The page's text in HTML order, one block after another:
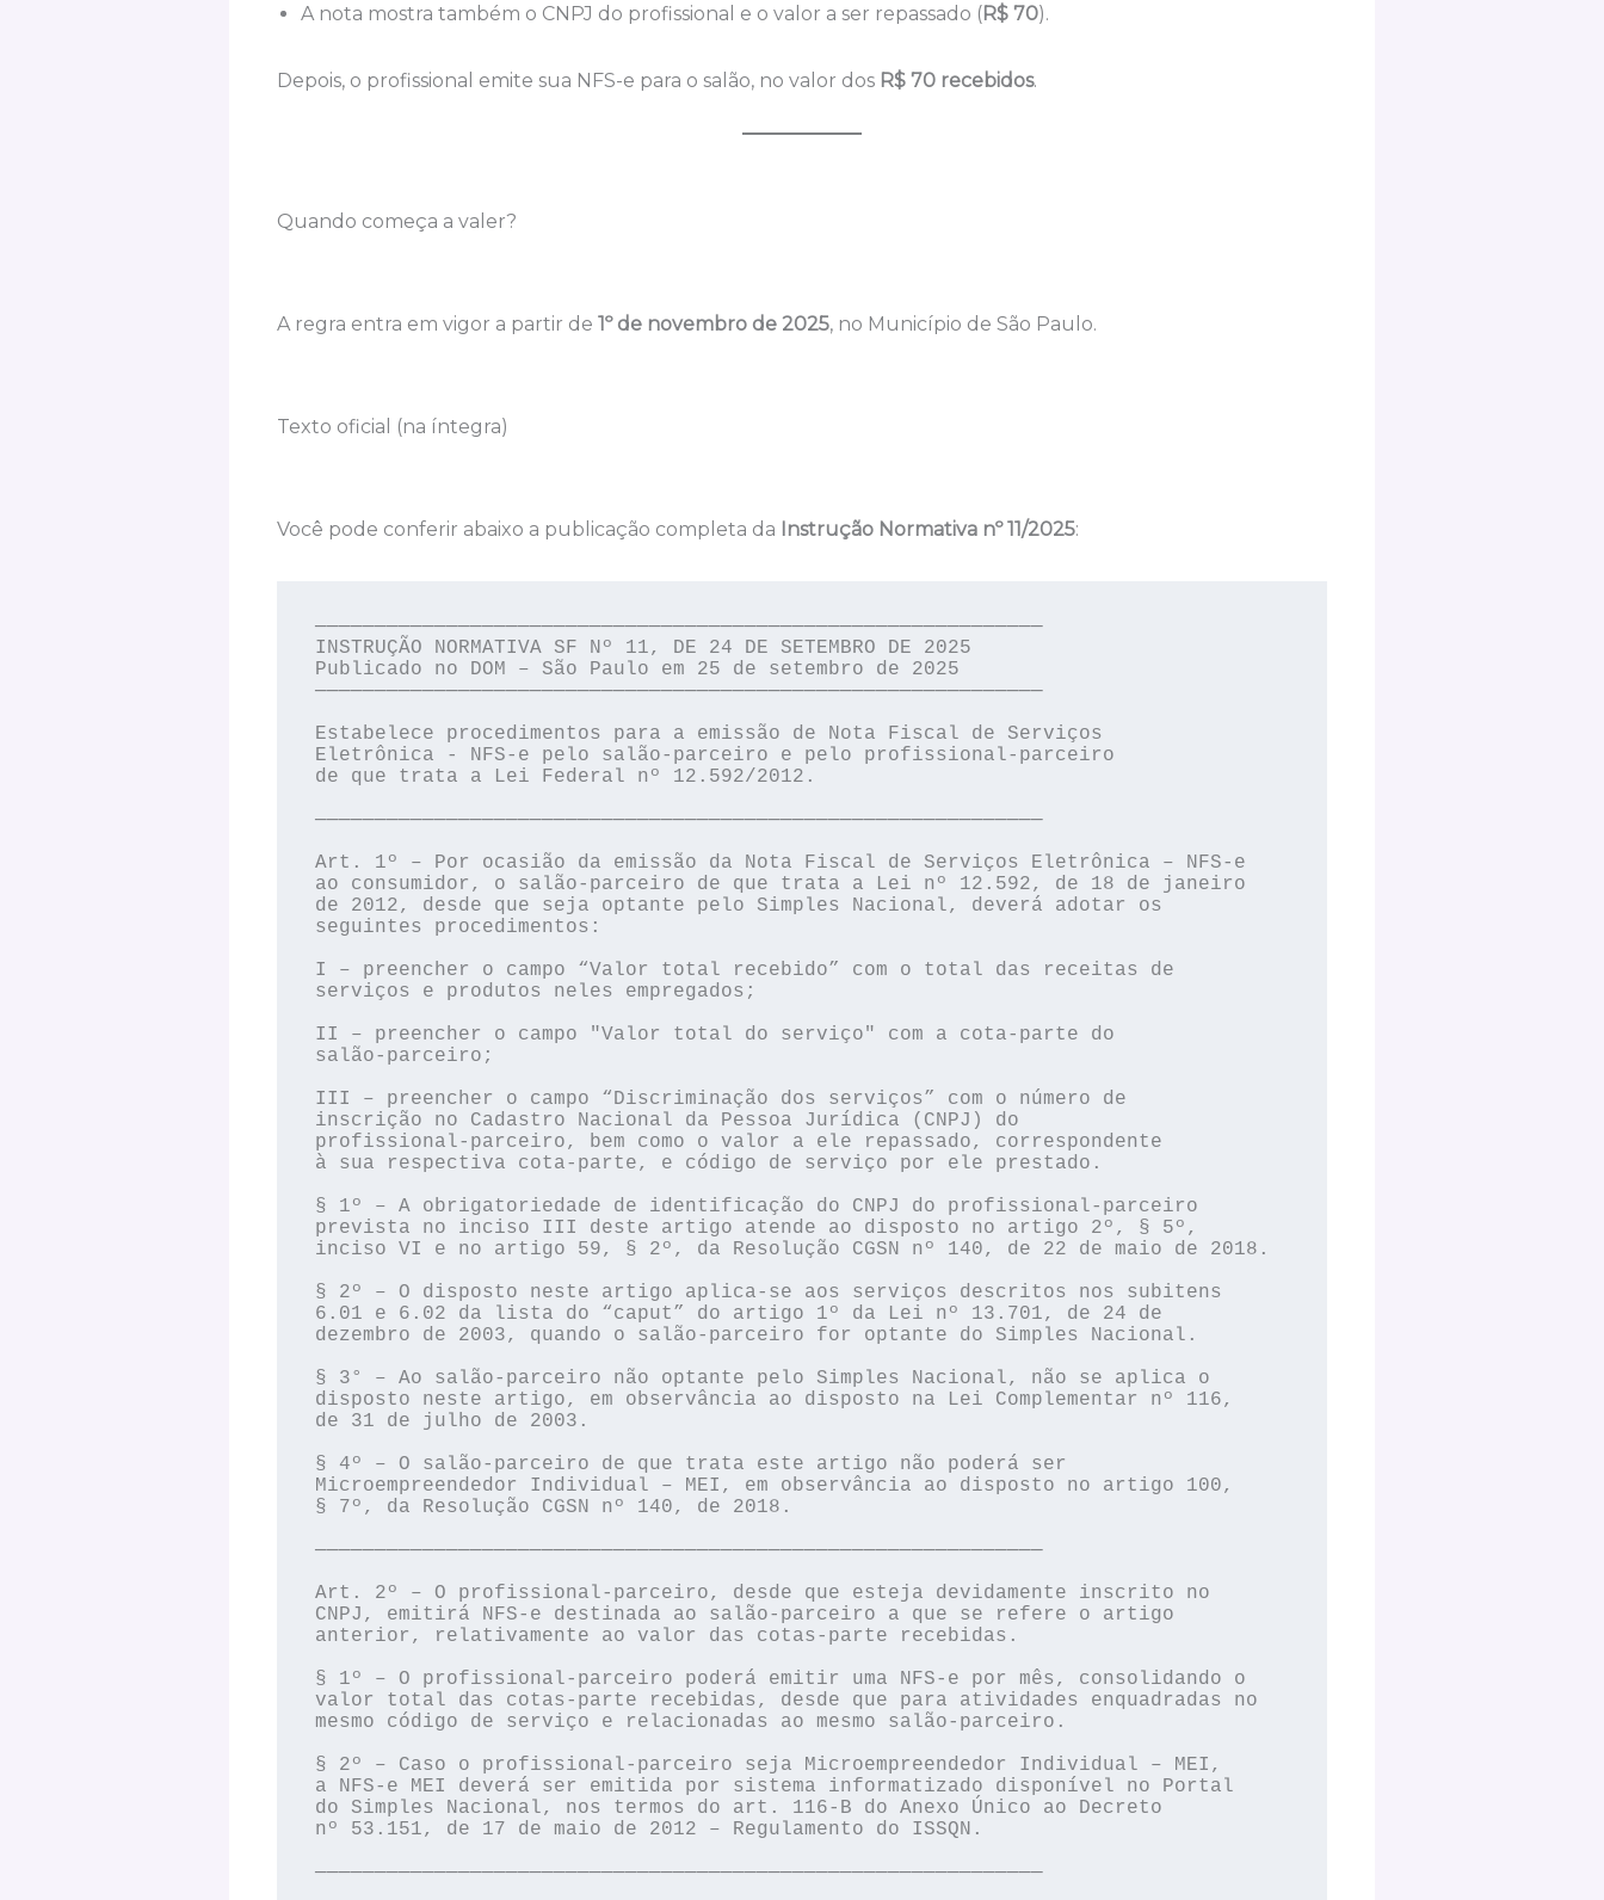
A nota mostra também o CNPJ do profissional e o valor a ser repassado (R$ 70).
Depois, o profissional emite sua NFS-e para o salão, no valor dos R$ 70 recebidos.
Quando começa a valer?
A regra entra em vigor a partir de 1º de novembro de 2025, no Município de São Paulo.
Texto oficial (na íntegra)
Você pode conferir abaixo a publicação completa da Instrução Normativa nº 11/2025:
─────────────────────────────────────────────────────────────
INSTRUÇÃO NORMATIVA SF Nº 11, DE 24 DE SETEMBRO DE 2025
Publicado no DOM – São Paulo em 25 de setembro de 2025
─────────────────────────────────────────────────────────────
Estabelece procedimentos para a emissão de Nota Fiscal de Serviços
Eletrônica - NFS-e pelo salão-parceiro e pelo profissional-parceiro
de que trata a Lei Federal nº 12.592/2012.
─────────────────────────────────────────────────────────────
Art. 1º – Por ocasião da emissão da Nota Fiscal de Serviços Eletrônica – NFS-e
ao consumidor, o salão-parceiro de que trata a Lei nº 12.592, de 18 de janeiro
de 2012, desde que seja optante pelo Simples Nacional, deverá adotar os
seguintes procedimentos:
I – preencher o campo “Valor total recebido” com o total das receitas de
serviços e produtos neles empregados;
II – preencher o campo "Valor total do serviço" com a cota-parte do
salão-parceiro;
III – preencher o campo “Discriminação dos serviços” com o número de
inscrição no Cadastro Nacional da Pessoa Jurídica (CNPJ) do
profissional-parceiro, bem como o valor a ele repassado, correspondente
à sua respectiva cota-parte, e código de serviço por ele prestado.
§ 1º – A obrigatoriedade de identificação do CNPJ do profissional-parceiro
prevista no inciso III deste artigo atende ao disposto no artigo 2º, § 5º,
inciso VI e no artigo 59, § 2º, da Resolução CGSN nº 140, de 22 de maio de 2018.
§ 2º – O disposto neste artigo aplica-se aos serviços descritos nos subitens
6.01 e 6.02 da lista do “caput” do artigo 1º da Lei nº 13.701, de 24 de
dezembro de 2003, quando o salão-parceiro for optante do Simples Nacional.
§ 3° – Ao salão-parceiro não optante pelo Simples Nacional, não se aplica o
disposto neste artigo, em observância ao disposto na Lei Complementar nº 116,
de 31 de julho de 2003.
§ 4º – O salão-parceiro de que trata este artigo não poderá ser
Microempreendedor Individual – MEI, em observância ao disposto no artigo 100,
§ 7º, da Resolução CGSN nº 140, de 2018.
─────────────────────────────────────────────────────────────
Art. 2º – O profissional-parceiro, desde que esteja devidamente inscrito no
CNPJ, emitirá NFS-e destinada ao salão-parceiro a que se refere o artigo
anterior, relativamente ao valor das cotas-parte recebidas.
§ 1º – O profissional-parceiro poderá emitir uma NFS-e por mês, consolidando o
valor total das cotas-parte recebidas, desde que para atividades enquadradas no
mesmo código de serviço e relacionadas ao mesmo salão-parceiro.
§ 2º – Caso o profissional-parceiro seja Microempreendedor Individual – MEI,
a NFS-e MEI deverá ser emitida por sistema informatizado disponível no Portal
do Simples Nacional, nos termos do art. 116-B do Anexo Único ao Decreto
nº 53.151, de 17 de maio de 2012 – Regulamento do ISSQN.
─────────────────────────────────────────────────────────────